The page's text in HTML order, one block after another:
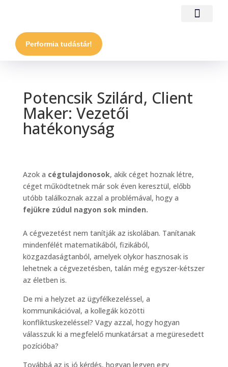
Performia tudástár!
Potencsik Szilárd, Client
Maker: Vezetői
hatékonyság
Azok a cégtulajdonosok, akik céget hoznak létre,
céget működtetnek már sok éven keresztül, előbb
utóbb találkoznak azzal a problémával, hogy a
fejükre zúdul nagyon sok minden.
A cégvezetést nem tanítják az iskolában. Tanítanak
mindenfélét matematikából, fizikából,
közgazdaságtanból, amelyek olykor hasznosak is
lehetnek a cégvezetésben, talán még egyszer-kétszer
az életben is.
De mi a helyzet az ügyfélkezeléssel, a
kommunikációval, a kollegák közötti
konfliktuskezeléssel? Vagy azzal, hogy hogyan
válasszuk ki a megfelelő munkatársat a megüresedett
pozícióba?
Továbbá az is jó kérdés, hogyan legyen egy